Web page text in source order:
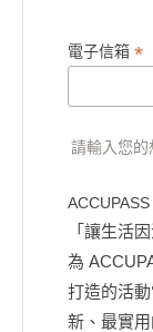
電子信箱 *
請輸入您的
「讓生活
為
打造的活
新、最實